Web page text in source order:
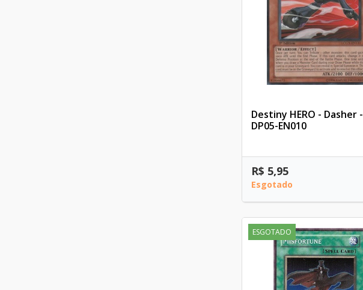
Destiny HERO - Dasher -
DP05-EN010
R$ 5,95
Esgotado
ESGOTADO